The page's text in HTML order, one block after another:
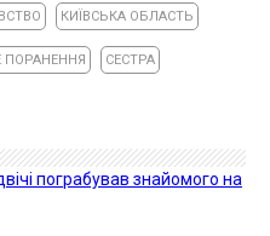
КИЇВСЬКА ОБЛАСТЬ
ПОРАНЕННЯ СЕСТРА
пограбував знайомого на